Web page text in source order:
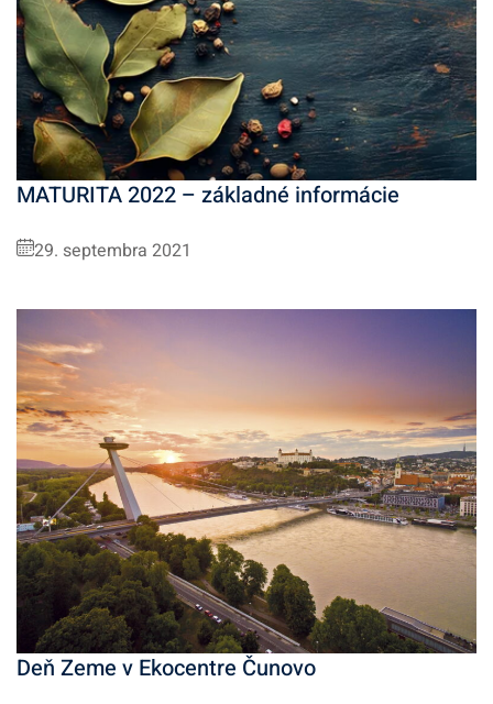
MATURITA 2022 – základné informácie
29. septembra 2021
Deň Zeme v Ekocentre Čunovo